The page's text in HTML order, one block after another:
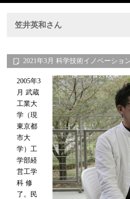
笠井英和さん
2021年3月 科学技術イノベーショ
修了 学位：修士（公共政策）
2005年3
月 武蔵
工業大
学（現
東京都
市大
学）工
学部経
営工学
科 修
了。民